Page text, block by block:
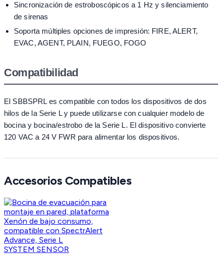
Sincronización de estroboscópicos a 1 Hz y silenciamiento
de sirenas
Soporta múltiples opciones de impresión: FIRE, ALERT,
EVAC, AGENT, PLAIN, FUEGO, FOGO
Compatibilidad
El SBBSPRL es compatible con todos los dispositivos de dos
hilos de la Serie L y puede utilizarse con cualquier modelo de
bocina y bocina/estrobo de la Serie L. El dispositivo convierte
120 VAC a 24 V FWR para alimentar los dispositivos.
Accesorios Compatibles
SYSTEM SENSOR